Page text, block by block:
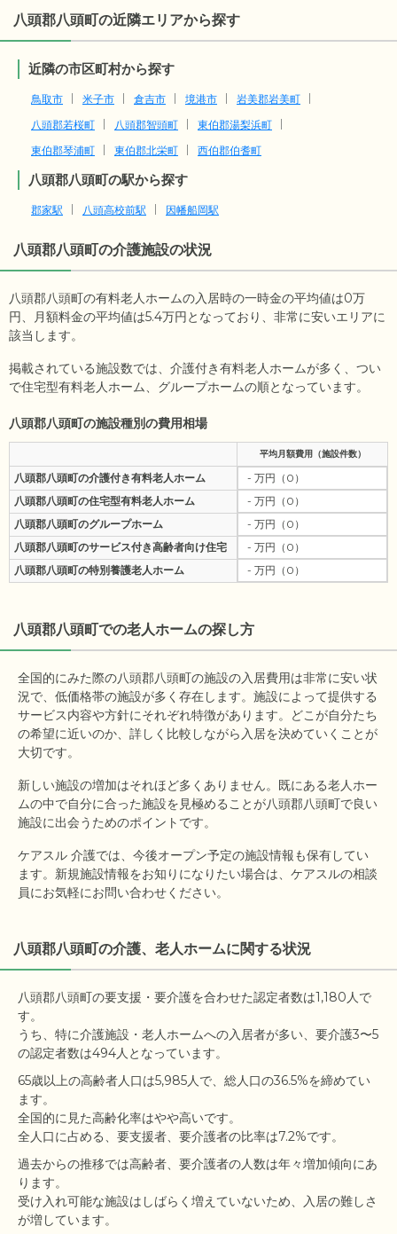
八頭郡八頭町の近隣エリアから探す
近隣の市区町村から探す
鳥取市 米子市 倉吉市 境港市
岩美郡岩美町
八頭郡若桜町
八頭郡智頭町
東伯郡湯梨浜町
東伯郡琴浦町
東伯郡北栄町 西伯郡伯耆町
八頭郡八頭町の駅から探す
郡家駅 八頭高校前駅 因幡船岡駅
八頭郡八頭町の介護施設の状況
八頭郡八頭町の有料老人ホームの入居時の一時金の平均値は0万
円、月額料金の平均値は5.4万円となっており、非常に安いエリアに
該当します。
掲載されている施設数では、介護付き有料老人ホームが多く、つい
で住宅型有料老人ホーム、グループホームの順となっています。
八頭郡八頭町の施設種別の費用相場
平均月額費用（施設件数）
八頭郡八頭町の介護付き有料老人ホーム
- 万円（0）
八頭郡八頭町の住宅型有料老人ホーム
- 万円（0）
八頭郡八頭町のグループホーム
- 万円（0）
八頭郡八頭町のサービス付き高齢者向け住宅
- 万円（0）
八頭郡八頭町の特別養護老人ホーム
- 万円（0）
八頭郡八頭町での老人ホームの探し方
全国的にみた際の八頭郡八頭町の施設の入居費用は非常に安い状
況で、低価格帯の施設が多く存在します。施設によって提供する
サービス内容や方針にそれぞれ特徴があります。どこが自分たち
の希望に近いのか、詳しく比較しながら入居を決めていくことが
大切です。
新しい施設の増加はそれほど多くありません。既にある老人ホー
ムの中で自分に合った施設を見極めることが八頭郡八頭町で良い
施設に出会うためのポイントです。
ケアスル 介護では、今後オープン予定の施設情報も保有してい
ます。新規施設情報をお知りになりたい場合は、ケアスルの相談
員にお気軽にお問い合わせください。
八頭郡八頭町の介護、老人ホームに関する状況
八頭郡八頭町の要支援・要介護を合わせた認定者数は1,180人で
す。
うち、特に介護施設・老人ホームへの入居者が多い、要介護3〜5
65歳以上の高齢者人口は5,985人で、総人口の36.5%を締めてい
ます。
全国的に見た高齢化率はやや高いです。
過去からの推移では高齢者、要介護者の人数は年々増加傾向にあ
ります。
受け入れ可能な施設はしばらく増えていないため、入居の難しさ